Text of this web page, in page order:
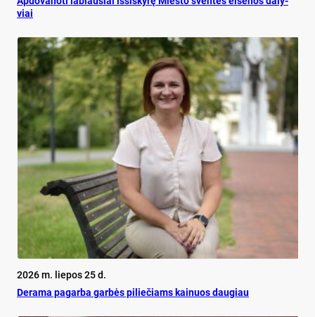
viai
2026 m. liepos 25 d.
De­ra­ma pa­gar­ba gar­bės pi­lie­čiams kai­nuos dau­giau